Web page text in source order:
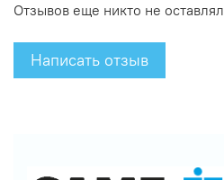
Отзывов еще никто не оставлял
Написать отзыв